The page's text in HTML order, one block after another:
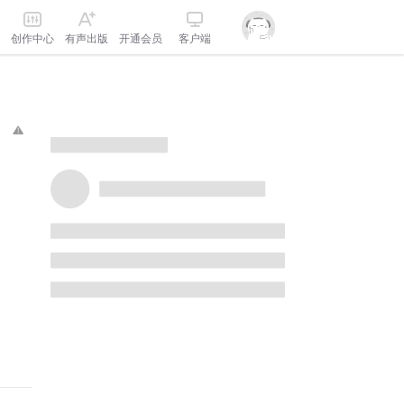
创作中心 有声出版 开通会员 客户端